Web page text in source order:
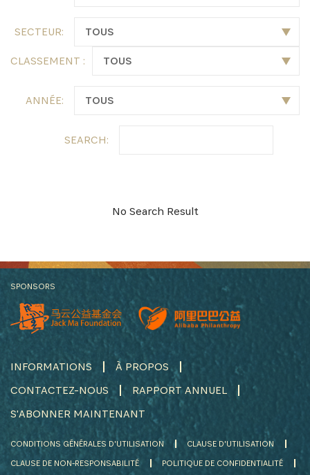
SECTEUR:
CLASSEMENT :
ANNÉE:
SEARCH:
No Search Result
SPONSORS
INFORMATIONS
À PROPOS
CONTACTEZ-NOUS
RAPPORT ANNUEL
S'ABONNER MAINTENANT
CONDITIONS GÉNÉRALES D'UTILISATION
CLAUSE D'UTILISATION
CLAUSE DE NON-RESPONSABILITÉ
POLITIQUE DE CONFIDENTIALITÉ